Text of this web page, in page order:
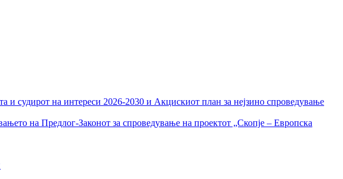
и судирот на интереси 2026-2030 и Акцискиот план за нејзино спроведување
на Предлог-Законот за спроведување на проектот „Скопје – Европска